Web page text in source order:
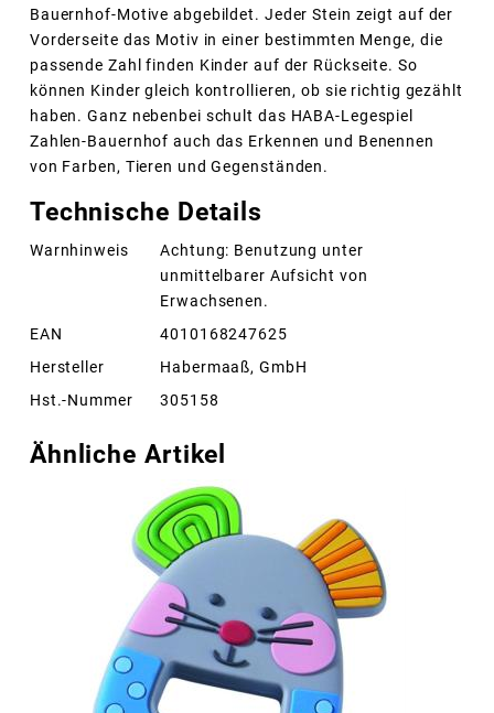
Bauernhof-Motive abgebildet. Jeder Stein zeigt auf der
Vorderseite das Motiv in einer bestimmten Menge, die
passende Zahl finden Kinder auf der Rückseite. So
können Kinder gleich kontrollieren, ob sie richtig gezählt
haben. Ganz nebenbei schult das HABA-Legespiel
Zahlen-Bauernhof auch das Erkennen und Benennen
von Farben, Tieren und Gegenständen.
Technische Details
Warnhinweis
Achtung: Benutzung unter
unmittelbarer Aufsicht von
Erwachsenen.
EAN
4010168247625
Hersteller
Habermaaß, GmbH
Hst.-Nummer
305158
Ähnliche Artikel